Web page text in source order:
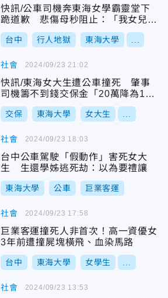
快訊/公車司機奔東海女學霸靈堂下
跪道歉 悲傷母秒阻止：「我女兒受
不起」
台中 行人地獄 東海大學
社會
快訊/東海女大生遭公車撞死 肇事
司機籌不到錢交保金「20萬降為1
萬」
交保 東海大學 女大生
2024/09/23 21:02
社會
台中公車駕駛「假動作」害死女大
生 生還學姊逃死劫：以為要禮讓
東海大學 公車 巨業客運
2024/09/23 18:03
社會
巨業客運撞死人非首次！高一資優女
3年前遭撞屍塊橫飛、血染馬路
台中 東海大學 女學生
2024/09/23 17:58
社會 2024/09/23 13:53